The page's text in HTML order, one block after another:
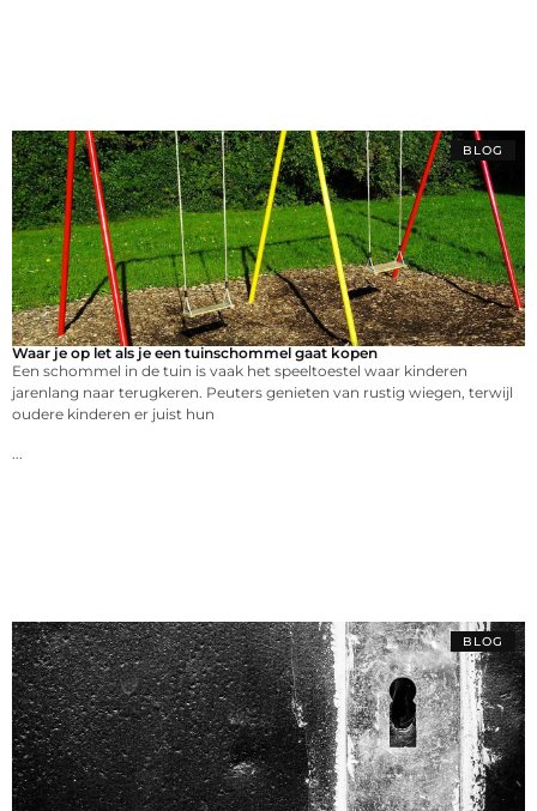
BLOG
Waar je op let als je een tuinschommel gaat kopen
Een schommel in de tuin is vaak het speeltoestel waar kinderen
jarenlang naar terugkeren. Peuters genieten van rustig wiegen, terwijl
oudere kinderen er juist hun
BLOG